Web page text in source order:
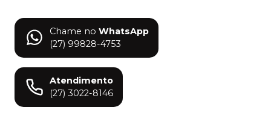
Chame no WhatsApp
(27) 99828-4753
Atendimento
(27) 3022-8146